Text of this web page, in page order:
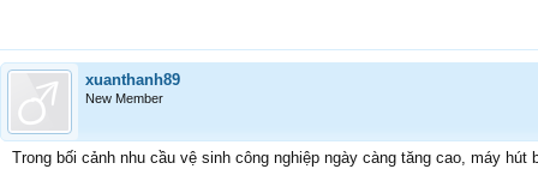
xuanthanh89
New Member
Trong bối cảnh nhu cầu vệ sinh công nghiệp ngày càng tăng cao, máy